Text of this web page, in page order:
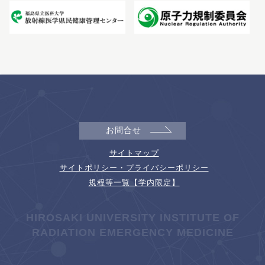
お問合せ
サイトマップ
サイトポリシー・プライバシーポリシー
規程等一覧【学内限定】
HIROSAKI UNIVERSITY INSTITUTE OF
RADIATION EMERGENCY MEDICINE